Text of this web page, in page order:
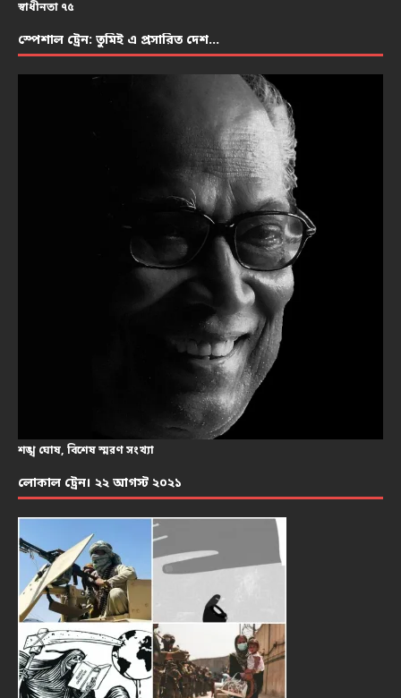
স্বাধীনতা ৭৫
স্পেশাল ট্রেন: তুমিই এ প্রসারিত দেশ…
শঙ্খ ঘোষ, বিশেষ স্মরণ সংখ্যা
লোকাল ট্রেন। ২২ আগস্ট ২০২১